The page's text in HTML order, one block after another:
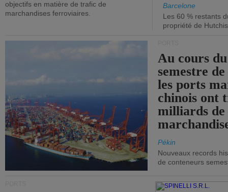
objectifs en matière de trafic de
marchandises ferroviaires.
Barcelone
Les 60 % restants
propriété de
Au cours
semestre
les ports
chinois ont
milliards de
Pékin
Nouveaux records
de conteneurs